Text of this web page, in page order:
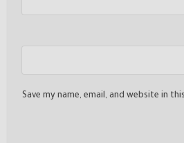
Save my name, email, and website in